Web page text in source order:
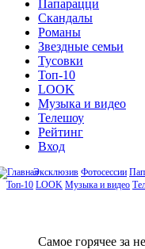
Папарацци
Скандалы
Романы
Звездные семьи
Тусовки
Топ-10
LOOK
Музыка и видео
Телешоу
Рейтинг
Вход
Эксклюзив Фотосессии
Топ-10 LOOK Музыка и видео
Сaмое гoрячее за